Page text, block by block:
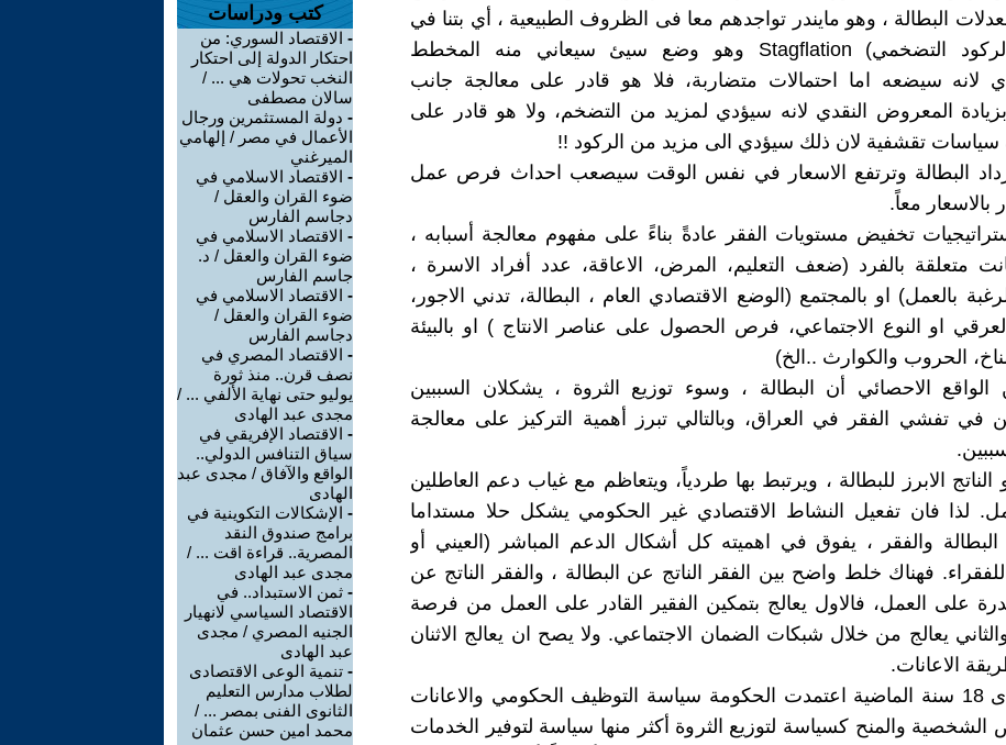
البطالة ، وهو مايندر تواجدهم معا فى الظروف الطبيعية ، أي بتنا في
وضع (الركود التضخمي) Stagflation وهو وضع سيئ سيعاني منه المخطط
لانه سيضعه اما احتمالات متضاربة، فلا هو قادر على معالجة جانب
المعروض النقدي لانه سيؤدي لمزيد من التضخم، ولا هو قادر على
تقشفية لان ذلك سيؤدي الى مزيد من الركود !!
البطالة وترتفع الاسعار في نفس الوقت سيصعب احداث فرص عمل
بالاسعار معاً.
تخفيض مستويات الفقر عادةً بناءً على مفهوم معالجة أسبابه ،
متعلقة بالفرد (ضعف التعليم، المرض، الاعاقة، عدد أفراد الاسرة ،
بالعمل) او بالمجتمع (الوضع الاقتصادي العام ، البطالة، تدني الاجور،
العرقي او النوع الاجتماعي، فرص الحصول على عناصر الانتاج ) او بالبيئة
الحروب والكوارث ..الخ)
الواقع الاحصائي أن البطالة ، وسوء توزيع الثروة ، يشكلان السببين
في تفشي الفقر في العراق، وبالتالي تبرز أهمية التركيز على معالجة
الناتج الابرز للبطالة ، ويرتبط بها طردياً، ويتعاظم مع غياب دعم العاطلين
لذا فان تفعيل النشاط الاقتصادي غير الحكومي يشكل حلا مستداما
والفقر ، يفوق في اهميته كل أشكال الدعم المباشر (العيني أو
للفقراء. فهناك خلط واضح بين الفقر الناتج عن البطالة ، والفقر الناتج عن
على العمل، فالاول يعالج بتمكين الفقير القادر على العمل من فرصة
يعالج من خلال شبكات الضمان الاجتماعي. ولا يصح ان يعالج الاثنان
الاعانات.
على مدى 18 سنة الماضية اعتمدت الحكومة سياسة التوظيف الحكومي والاعانات
الشخصية والمنح كسياسة لتوزيع الثروة أكثر منها سياسة لتوفير الخدمات
كتب ودراسات
- الاقتصاد السوري: من
احتكار الدولة إلى احتكار
النخب تحولات هي ... /
سالان مصطفى
- دولة المستثمرين ورجال
الأعمال في مصر / إلهامي
الميرغني
- الاقتصاد الاسلامي في
ضوء القران والعقل /
دجاسم الفارس
- الاقتصاد الاسلامي في
ضوء القران والعقل / د.
جاسم الفارس
- الاقتصاد الاسلامي في
ضوء القران والعقل /
دجاسم الفارس
- الاقتصاد المصري في
نصف قرن.. منذ ثورة
يوليو حتى نهاية الألفي ... /
مجدى عبد الهادى
- الاقتصاد الإفريقي في
سياق التنافس الدولي..
الواقع والآفاق / مجدى عبد
الهادى
- الإشكالات التكوينية في
برامج صندوق النقد
المصرية.. قراءة اقت ... /
مجدى عبد الهادى
- ثمن الاستبداد.. في
الاقتصاد السياسي لانهيار
الجنيه المصري / مجدى
عبد الهادى
- تنمية الوعى الاقتصادى
لطلاب مدارس التعليم
الثانوى الفنى بمصر ... /
محمد امين حسن عثمان